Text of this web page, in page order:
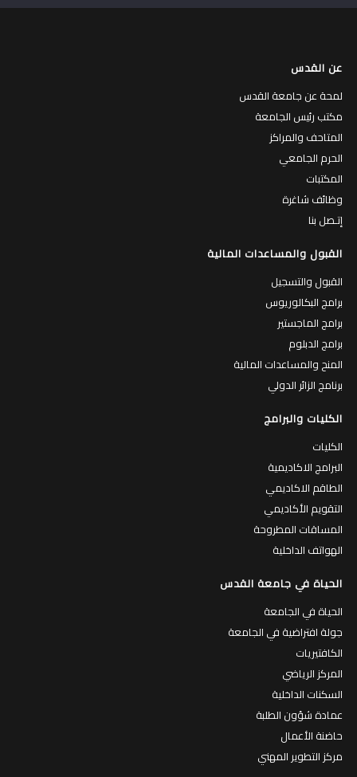
عن القدس
لمحة عن جامعة القدس
مكتب رئيس الجامعة
المتاحف والمراكز
الحرم الجامعي
المكتبات
وظائف شاغرة
إتـصل بنا
القبول والمساعدات المالية
القبول والتسجيل
برامج البكالوريوس
برامج الماجستير
برامج الدبلوم
المنح والمساعدات المالية
برنامج الزائر الدولي
الكليات والبرامج
الكليات
البرامج الاكاديمية
الطاقم الاكاديمي
التقويم الأكاديمي
المساقات المطروحة
الهواتف الداخلية
الحياة في جامعة القدس
الحياة في الجامعة
جولة افتراضية في الجامعة
الكافتيريات
المركز الرياضي
السكنات الداخلية
عمادة شؤون الطلبة
حاضنة الأعمال
مركز التطوير المهني